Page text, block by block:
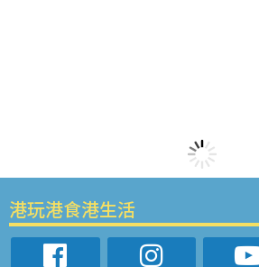
港玩港食港生活